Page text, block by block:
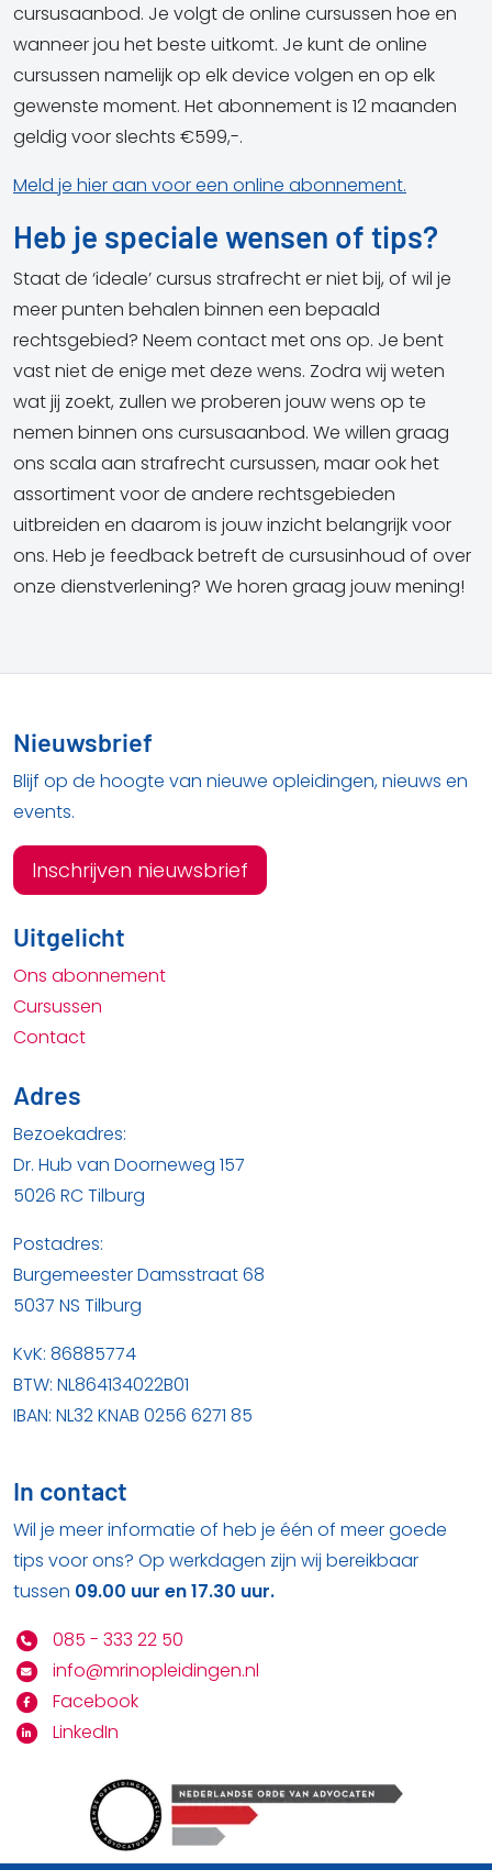
cursusaanbod. Je volgt de online cursussen hoe en
wanneer jou het beste uitkomt. Je kunt de online
cursussen namelijk op elk device volgen en op elk
gewenste moment. Het abonnement is 12 maanden
geldig voor slechts €599,-.
Meld je hier aan voor een online abonnement.
Heb je speciale wensen of tips?
Staat de ‘ideale’ cursus strafrecht er niet bij, of wil je
meer punten behalen binnen een bepaald
rechtsgebied? Neem contact met ons op. Je bent
vast niet de enige met deze wens. Zodra wij weten
wat jij zoekt, zullen we proberen jouw wens op te
nemen binnen ons cursusaanbod. We willen graag
ons scala aan strafrecht cursussen, maar ook het
assortiment voor de andere rechtsgebieden
uitbreiden en daarom is jouw inzicht belangrijk voor
ons. Heb je feedback betreft de cursusinhoud of over
onze dienstverlening? We horen graag jouw mening!
Nieuwsbrief
Blijf op de hoogte van nieuwe opleidingen, nieuws en
events.
Inschrijven nieuwsbrief
Uitgelicht
Ons abonnement
Cursussen
Contact
Adres
Bezoekadres:
Dr. Hub van Doorneweg 157
5026 RC Tilburg
Postadres:
Burgemeester Damsstraat 68
5037 NS Tilburg
KvK: 86885774
BTW: NL864134022B01
IBAN: NL32 KNAB 0256 6271 85
In contact
Wil je meer informatie of heb je één of meer goede
tips voor ons? Op werkdagen zijn wij bereikbaar
tussen 09.00 uur en 17.30 uur.
085 - 333 22 50
info@mrinopleidingen.nl
Facebook
LinkedIn